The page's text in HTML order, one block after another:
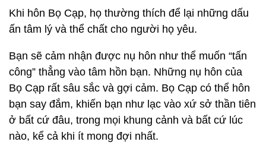
ở bất cứ đâu, trong mọi khung cảnh và bất cứ lúc
nào, kể cả khi ít mong đợi nhất.
Ngay cả những nụ hôn đơn giản nhất của Bọ Cạp
cũng khiến bạn “bùng nổ cảm xúc”. Vì vậy, hãy tỉnh
táo và đề phòng đầy đủ các biện pháp “phòng thủ”
của mình, nếu không bạn sẽ chao đảo, ngất ngây,
lâu ngày không xuống đất đấy!